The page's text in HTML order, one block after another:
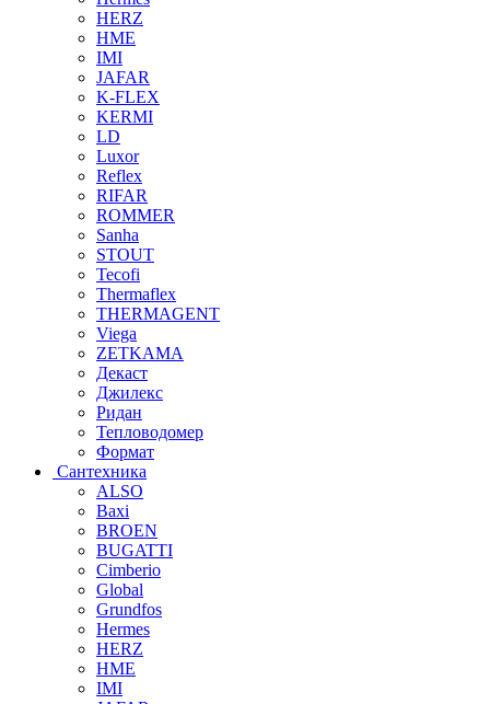
HERZ
HME
IMI
JAFAR
K-FLEX
KERMI
LD
Luxor
Reflex
RIFAR
ROMMER
Sanha
STOUT
Tecofi
Thermaflex
THERMAGENT
Viega
ZETKAMA
Декаст
Джилекс
Ридан
Тепловодомер
Формат
Сантехника
ALSO
Baxi
BROEN
BUGATTI
Cimberio
Global
Grundfos
Hermes
HERZ
HME
IMI